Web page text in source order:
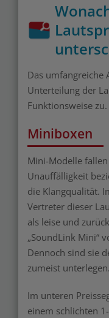
Das umfangreiche
Unterteilung der
Funktionsweise zu.
Miniboxen
Mini-Modelle
Unauffälligkeit
die Klangqualität.
Vertreter dieser
als leise und
„SoundLink Mini“
Dennoch sind sie
zumeist unterlegen.
Im unteren
einem schlichten